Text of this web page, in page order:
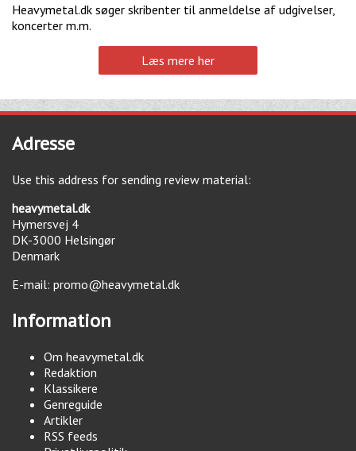
Heavymetal.dk søger skribenter til anmeldelse af udgivelser,
koncerter m.m.
Læs mere her
Adresse
Use this address for sending review material:
heavymetal.dk
Hymersvej 4
DK-3000 Helsingør
Denmark
E-mail: promo@heavymetal.dk
Information
Om heavymetal.dk
Redaktion
Klassikere
Genreguide
Artikler
RSS feeds